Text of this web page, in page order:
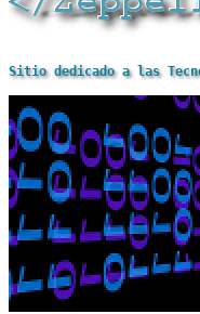
Sitio dedicado a las